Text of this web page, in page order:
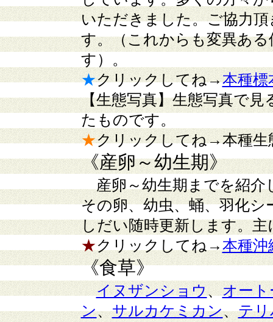
いただきました。ご協力
す。（これからも変異あ
す）。
★クリックしてね→本種標
【生態写真】生態写真で見
たものです。
★クリックしてね→本種生
《産卵～幼生期》
産卵～幼生期までを紹介
その卵、幼虫、蛹、羽化
しだい随時更新します。
★クリックしてね→本種沖
《食草》
イヌザンショウ、 オート
ン、サルカケミカン、テ